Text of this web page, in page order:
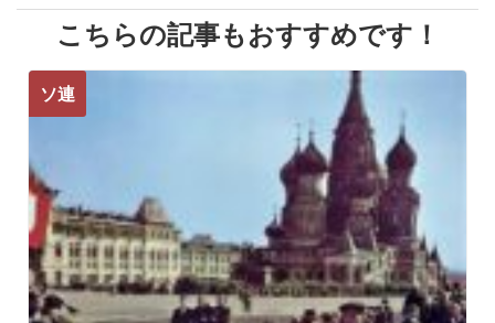
こちらの記事もおすすめです！
ソ連